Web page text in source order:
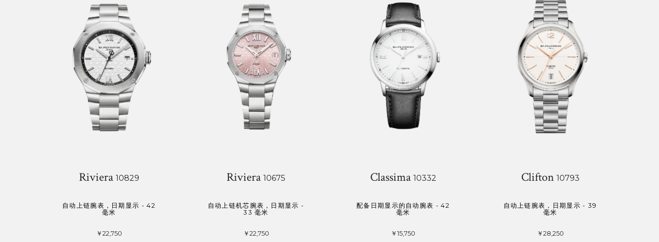
Riviera 10829
自动上链腕表，日期显示 - 42
毫米
￥22,750
Riviera 10675
自动上链机芯腕表，日期显示 -
33 毫米
￥22,750
Classima 10332
配备日期显示的自动腕表 - 42
毫米
￥15,750
Clifton 10793
自动上链腕表，日期显示 - 39
毫米
￥28,250